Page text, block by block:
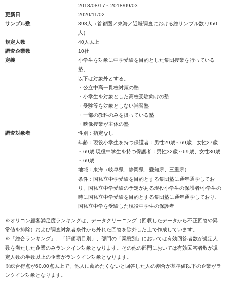
2018/08/17～2018/09/03
更新日
2020/11/02
サンプル数
398人（首都圏／東海／近畿調査における総サンプル数7,950
人）
規定人数
40人以上
調査企業数
10社
定義
小学生を対象に中学受験を目的とした集団授業を行っている
塾。
以下は対象外とする。
・公立中高一貫校対策の塾
・小学生を対象とした高校受験向けの塾
・受験等を対象としない補習塾
・一部の教科のみを扱っている塾
・映像授業が主体の塾
調査対象者
性別：指定なし
年齢：現役小学生を持つ保護者：男性29歳～69歳、女性27歳
～69歳 現役中学生を持つ保護者：男性32歳～69歳、女性30歳
～69歳
地域：東海（岐阜県、静岡県、愛知県、三重県）
条件：国私立中学受験を目的とする集団塾に通年通学してお
り、国私立中学受験の予定がある現役小学生の保護者/小学生の
時に国私立中学受験を目的とする集団塾に通年通学しており、
国私立中学を受験した現役中学生の保護者
※オリコン顧客満足度ランキングは、データクリーニング（回収したデータから不正回答や異
常値を排除）および調査対象者条件から外れた回答を除外した上で作成しています。
※「総合ランキング」、「評価項目別」、部門の「業態別」においては有効回答者数が規定人
数を満たした企業のみランクイン対象となります。その他の部門においては有効回答者数が規
定人数の半数以上の企業がランクイン対象となります。
※総合得点が60.00点以上で、他人に薦めたくないと回答した人の割合が基準値以下の企業がラ
ンクイン対象となります。